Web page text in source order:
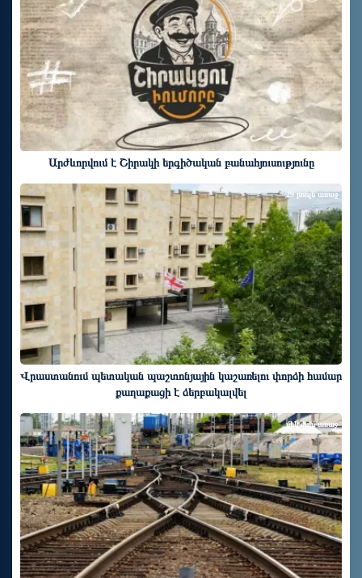
Արժևորվում է Շիրակի երգիծական բանահյուսությունը
Վրաստանում պետական ​​պաշտոնյային կաշառելու փորձի համար
քաղաքացի է ձերբակալվել
29 րոպե առաջ
մեկ ժամ առաջ